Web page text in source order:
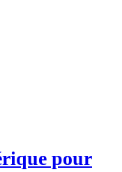
pour